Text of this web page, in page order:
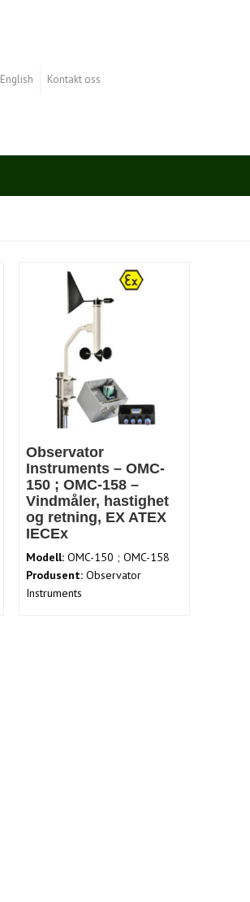
English Kontakt oss
Observator
Instruments – OMC-
150 ; OMC-158 –
Vindmåler, hastighet
og retning, EX ATEX
IECEx
Modell: OMC-150 ; OMC-158
Produsent: Observator
Instruments